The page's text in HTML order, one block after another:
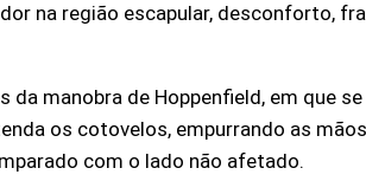
na região escapular, desconforto,
manobra de Hoppenfield, em que
os cotovelos, empurrando as
com o lado não afetado.